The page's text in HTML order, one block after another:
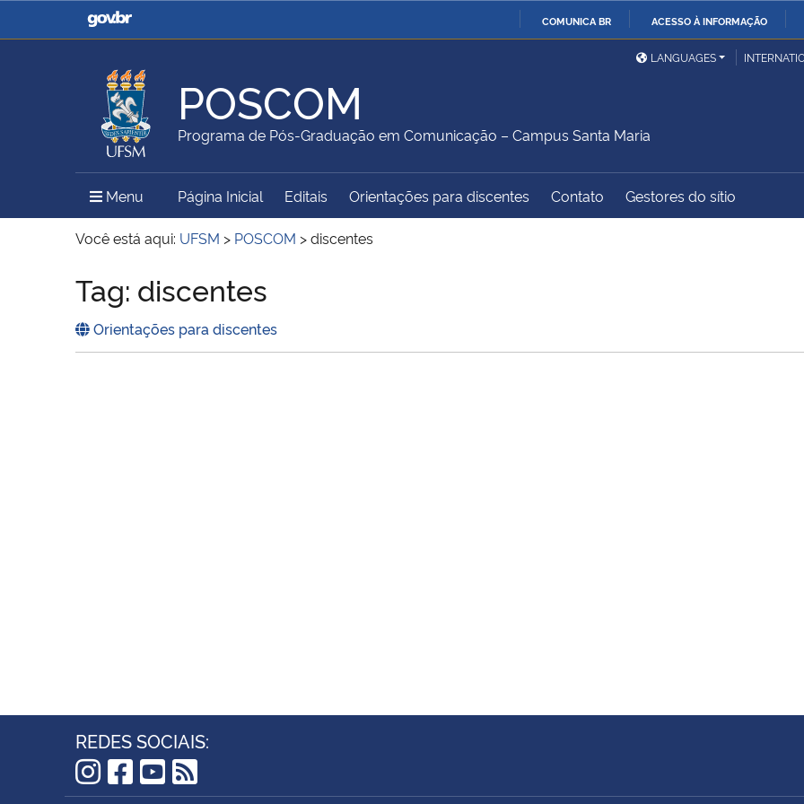
COMUNICA BR ACESSO À INFORMAÇÃO
Casa Civil
Ministério da Justiça e
Ministério da Defesa
Ministério das Relações
Exteriores
Ministério da Agricultura,
Pecuária e Abastecimento
Ministério da Educação
Ministério do Meio Ambiente Ministério do Turismo
Ministério do
Controladoria-Geral da
Secretaria de Governo
Gabinete de Segurança
Institucional
LANGUAGES
POSCOM
Programa de Pós-Graduação em Comunicação – Campus Santa Maria
Menu Menu Principal do Sítio
Página Inicial Editais Orientações para discentes Contato Gestores do sítio
Você está aqui: UFSM > POSCOM >discentes
Início do conteúdo
Tag: discentes
Orientações para discentes
REDES SOCIAIS: